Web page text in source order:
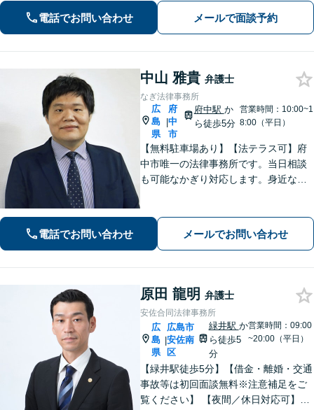
験を活かした的確な対応で、企業の発
展と経営をサポート。顧問契約もお任
電話でお問い合わせ メールで面談予約
中山 雅貴 弁護士
なぎ法律事務所
広
島
県
|
府
中
市
府中駅 か
ら徒歩5分
営業時間：10:00~1
8:00（平日）
【無料駐車場あり】【法テラス可】府
中市唯一の法律事務所です。当日相談
も可能なかぎり対応します。身近な相
とがありましたら、まずはお気軽にご
相談ください。【出張相談に対応】
電話でお問い合わせ メールでお問い合わせ
原田 龍明 弁護士
安佐合同法律事務所
広
島
県
|
広島市
安佐南
区
緑井駅 か
ら徒歩5
分
営業時間：09:00
~20:00（平日）
【緑井駅徒歩5分】【借金・離婚・交通
事故等は初回面談無料※注意補足をご
覧ください】 【夜間／休日対応可】丁